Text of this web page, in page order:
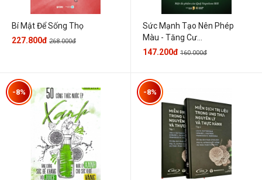
Bí Mật Để Sống Thọ
227.800đ 268.000đ
Sức Mạnh Tạo Nên Phép
Màu - Tăng Cư...
147.200đ 160.000đ
-8% -8%